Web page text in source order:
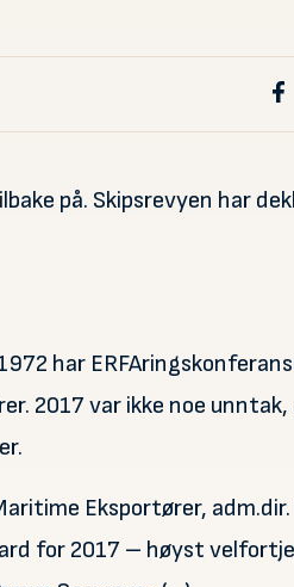
på. Skipsrevyen har
har
2017 var ikke noe unntak,
Eksportører, adm.dir.
for 2017 – høyst